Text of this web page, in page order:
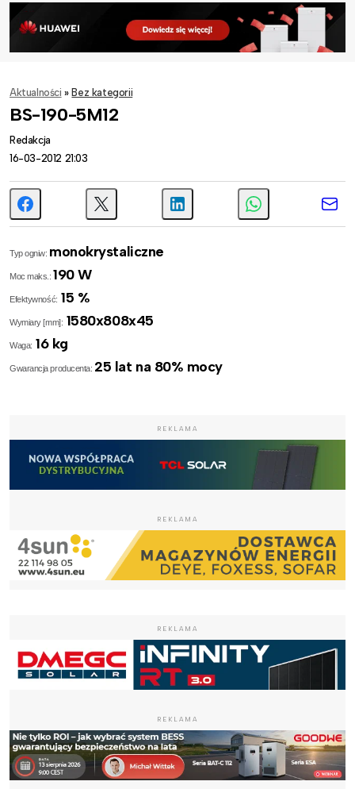
Aktualności » Bez kategorii
BS-190-5M12
Redakcja
16-03-2012 21:03
Typ ogniw: monokrystaliczne
Moc maks.: 190 W
Efektywność: 15 %
Wymiary [mm]: 1580x808x45
Waga: 16 kg
Gwarancja producenta: 25 lat na 80% mocy
REKLAMA
REKLAMA
REKLAMA
REKLAMA